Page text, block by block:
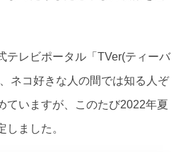
テレビポータル「TVer(ティーバ
ネコ好きな人の間では知る人ぞ
ていますが、このたび2022年夏
ました。